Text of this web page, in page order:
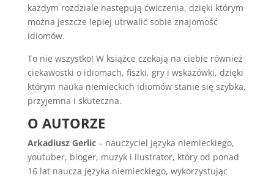
każdym rozdziale następują ćwiczenia, dzięki którym
można jeszcze lepiej utrwalić sobie znajomość
idiomów.
To nie wszystko! W książce czekają na ciebie również
ciekawostki o idiomach, fiszki, gry i wskazówki, dzięki
którym nauka niemieckich idiomów stanie się szybka,
przyjemna i skuteczna.
O AUTORZE
Arkadiusz Gerlic– nauczyciel języka niemieckiego,
youtuber, bloger, muzyk i ilustrator, który od ponad
16 lat naucza języka niemieckiego, wykorzystując